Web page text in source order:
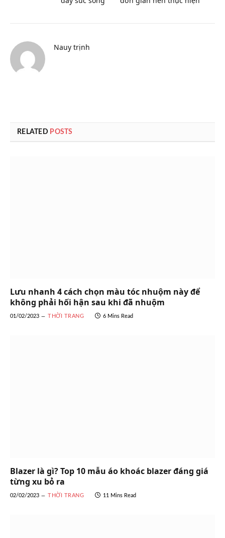
Nauy trịnh
RELATED POSTS
Lưu nhanh 4 cách chọn màu tóc nhuộm này để
không phải hối hận sau khi đã nhuộm
01/02/2023 THỜI TRANG 6 Mins Read
Blazer là gì? Top 10 mẫu áo khoác blazer đáng giá
từng xu bỏ ra
02/02/2023 THỜI TRANG 11 Mins Read